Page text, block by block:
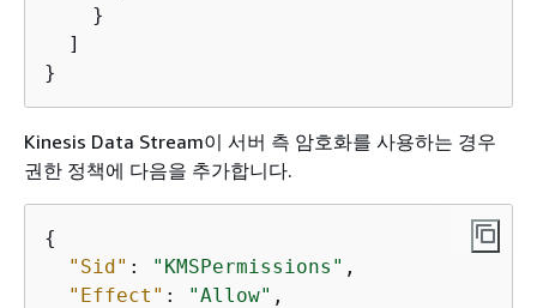
    }
  ]
}
Kinesis Data Stream이 서버 측 암호화를 사용하는 경우
권한 정책에 다음을 추가합니다.
{
"Sid" : "KMSPermissions" ,
"Effect" : "Allow" ,